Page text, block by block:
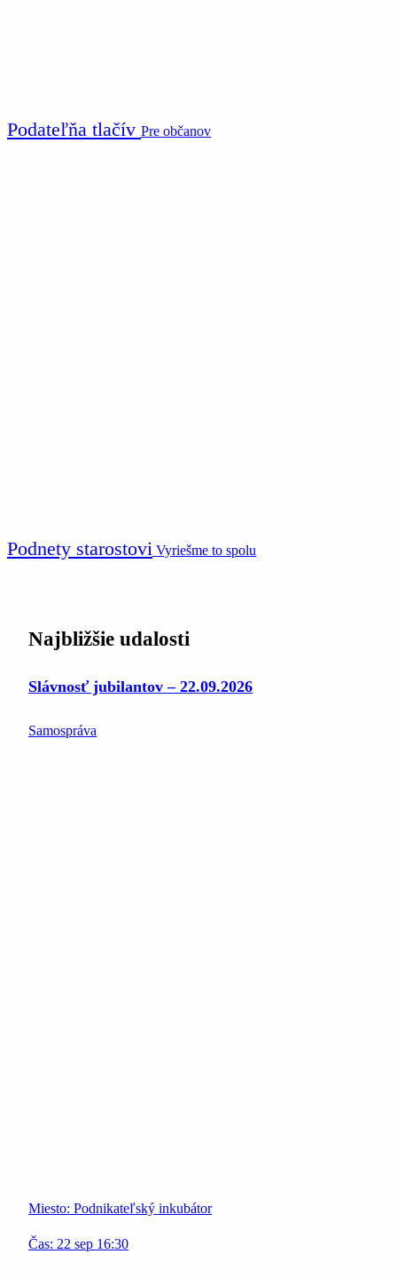
Podateľňa tlačív Pre občanov
Podnety starostovi Vyriešme to spolu
Najbližšie udalosti
Slávnosť jubilantov – 22.09.2026
Samospráva
Miesto: Podnikateľský inkubátor
Čas: 22 sep 16:30